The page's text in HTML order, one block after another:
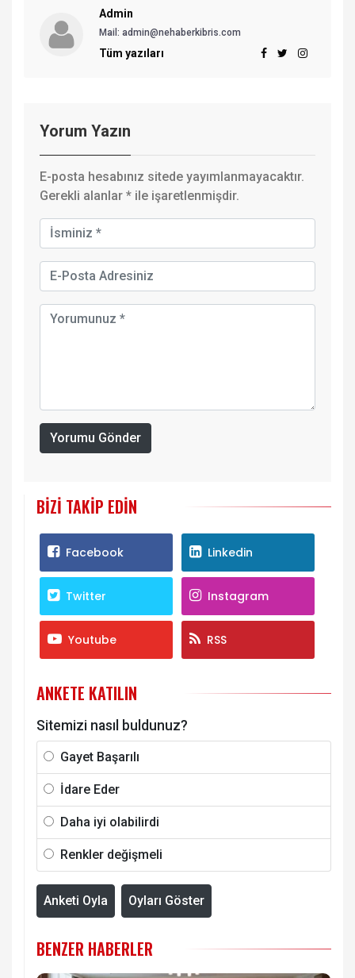
Admin
Mail: admin@nehaberkibris.com
Tüm yazıları
Yorum Yazın
E-posta hesabınız sitede yayımlanmayacaktır.
Gerekli alanlar * ile işaretlenmişdir.
Yorumu Gönder
BIZI TAKIP EDIN
Facebook Linkedin
Twitter Instagram
Youtube RSS
ANKETE KATILIN
Sitemizi nasıl buldunuz?
Gayet Başarılı
İdare Eder
Daha iyi olabilirdi
Renkler değişmeli
Anketi Oyla Oyları Göster
BENZER HABERLER